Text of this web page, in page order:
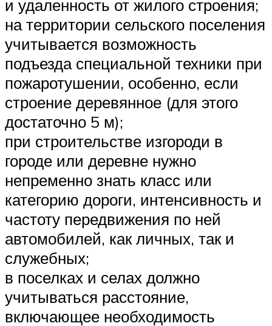
и удаленность от жилого строения;
на территории сельского поселения
учитывается возможность
подъезда специальной техники при
пожаротушении, особенно, если
строение деревянное (для этого
достаточно 5 м);
при строительстве изгороди в
городе или деревне нужно
непременно знать класс или
категорию дороги, интенсивность и
частоту передвижения по ней
автомобилей, как личных, так и
служебных;
в поселках и селах должно
учитываться расстояние,
включающее необходимость